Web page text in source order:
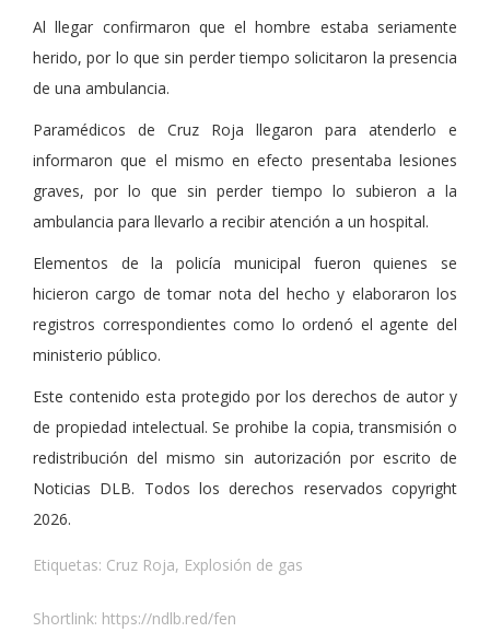
Al llegar confirmaron que el hombre estaba seriamente
herido, por lo que sin perder tiempo solicitaron la presencia
de una ambulancia.
Paramédicos de Cruz Roja llegaron para atenderlo e
informaron que el mismo en efecto presentaba lesiones
graves, por lo que sin perder tiempo lo subieron a la
ambulancia para llevarlo a recibir atención a un hospital.
Elementos de la policía municipal fueron quienes se
hicieron cargo de tomar nota del hecho y elaboraron los
registros correspondientes como lo ordenó el agente del
ministerio público.
Este contenido esta protegido por los derechos de autor y
de propiedad intelectual. Se prohibe la copia, transmisión o
redistribución del mismo sin autorización por escrito de
Noticias DLB. Todos los derechos reservados copyright
2026.
Etiquetas: Cruz Roja, Explosión de gas
Shortlink: https://ndlb.red/fen